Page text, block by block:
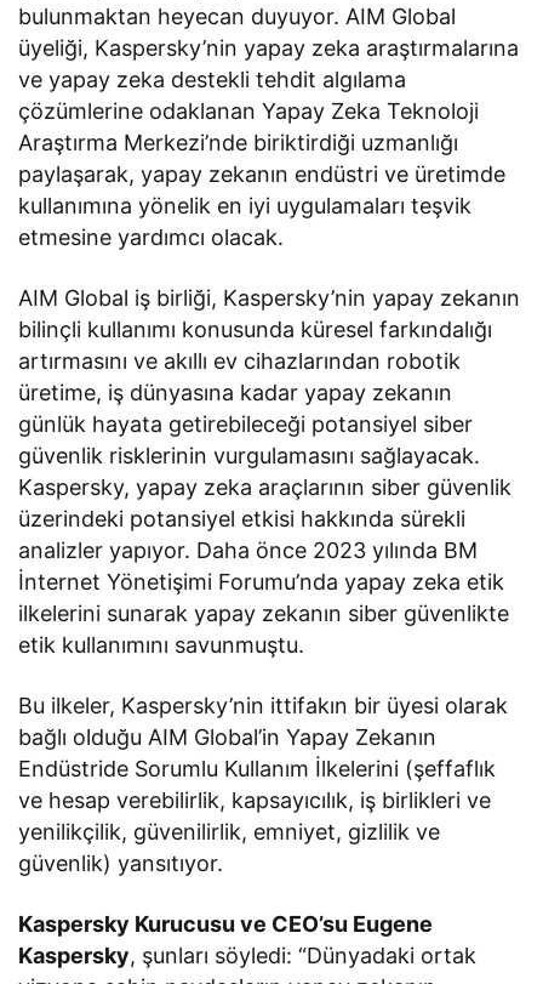
bulunmaktan heyecan duyuyor. AIM Global
üyeliği, Kaspersky’nin yapay zeka araştırmalarına
ve yapay zeka destekli tehdit algılama
çözümlerine odaklanan Yapay Zeka Teknoloji
Araştırma Merkezi’nde biriktirdiği uzmanlığı
paylaşarak, yapay zekanın endüstri ve üretimde
kullanımına yönelik en iyi uygulamaları teşvik
etmesine yardımcı olacak.
AIM Global iş birliği, Kaspersky’nin yapay zekanın
bilinçli kullanımı konusunda küresel farkındalığı
artırmasını ve akıllı ev cihazlarından robotik
üretime, iş dünyasına kadar yapay zekanın
günlük hayata getirebileceği potansiyel siber
güvenlik risklerinin vurgulamasını sağlayacak.
Kaspersky, yapay zeka araçlarının siber güvenlik
üzerindeki potansiyel etkisi hakkında sürekli
analizler yapıyor. Daha önce 2023 yılında BM
İnternet Yönetişimi Forumu’nda yapay zeka etik
ilkelerini sunarak yapay zekanın siber güvenlikte
etik kullanımını savunmuştu.
Bu ilkeler, Kaspersky’nin ittifakın bir üyesi olarak
bağlı olduğu AIM Global’in Yapay Zekanın
Endüstride Sorumlu Kullanım İlkelerini (şeffaflık
ve hesap verebilirlik, kapsayıcılık, iş birlikleri ve
yenilikçilik, güvenilirlik, emniyet, gizlilik ve
güvenlik) yansıtıyor.
Kaspersky Kurucusu ve CEO’su Eugene
Kaspersky, şunları söyledi: “Dünyadaki ortak